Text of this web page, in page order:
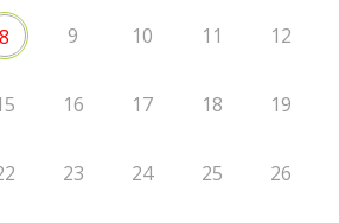
8 9 10 11 12
16 17 18 19
23 24 25 26